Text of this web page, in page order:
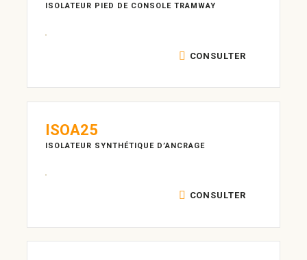
ISOLATEUR PIED DE CONSOLE TRAMWAY
CONSULTER
ISOA25
ISOLATEUR SYNTHÉTIQUE D’ANCRAGE
CONSULTER